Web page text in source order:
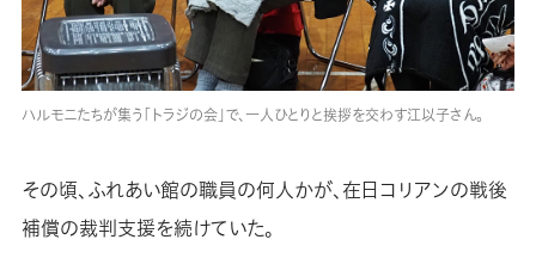
ハルモニたちが集う「トラジの会」で、一人ひとりと挨拶を交わす江以子さん。
その頃、ふれあい館の職員の何人かが、在日コリアンの戦後
補償の裁判支援を続けていた。